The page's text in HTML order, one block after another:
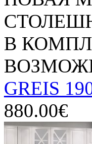
В
GREIS
880.00€